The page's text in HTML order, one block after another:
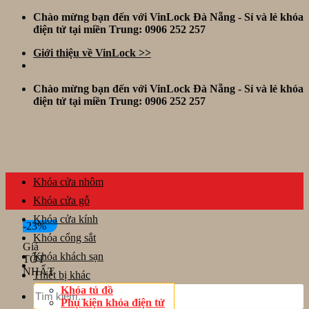
Skip
Chào mừng bạn đến với VinLock Đà Nẵng - Sỉ và lẻ khóa
điện tử tại miền Trung: 0906 252 257
Giới thiệu về VinLock >>
Chào mừng bạn đến với VinLock Đà Nẵng - Sỉ và lẻ khóa
điện tử tại miền Trung: 0906 252 257
Tìm
kiếm:
Khóa cửa nhôm
Khóa cửa gỗ
Khóa cửa kính
Khóa cổng sắt
Khóa khách sạn
Thiết bị khác
Khóa tủ đồ
Phụ kiện khóa điện tử
-23%
Giá
TỐT
NHẤT